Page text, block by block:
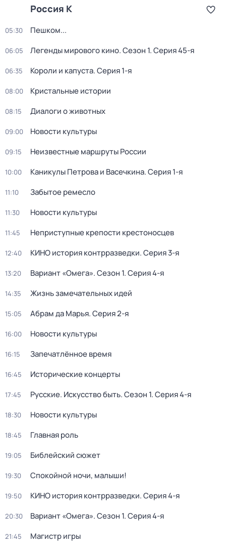
Россия К
05:30 Пешком...
06:05 Легенды мирового кино. Сезон 1. Серия 45-я
06:35 Короли и капуста. Серия 1-я
08:00 Кристальные истории
08:15 Диалоги о животных
09:00 Новости культуры
09:15 Неизвестные маршруты России
10:00 Каникулы Петрова и Васечкина. Серия 1-я
11:10 Забытое ремесло
11:30 Новости культуры
11:45 Неприступные крепости крестоносцев
12:40 КИНО история контрразведки. Серия 3-я
13:20 Вариант «Омега». Сезон 1. Серия 4-я
14:35 Жизнь замечательных идей
15:05 Абрам да Марья. Серия 2-я
16:00 Новости культуры
16:15 Запечатлённое время
16:45 Исторические концерты
17:45 Русские. Искусство быть. Сезон 1. Серия 4-я
18:30 Новости культуры
18:45 Главная роль
19:05 Библейский сюжет
19:30 Спокойной ночи, малыши!
19:50 КИНО история контрразведки. Серия 4-я
20:30 Вариант «Омега». Сезон 1. Серия 4-я
21:45 Магистр игры